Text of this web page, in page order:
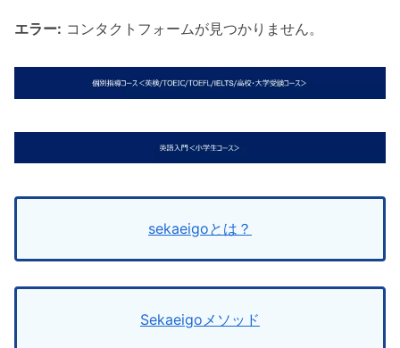
エラー: コンタクトフォームが見つかりません。
sekaeigoとは？
Sekaeigoメソッド